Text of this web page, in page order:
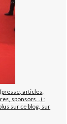
articles,
sponsors...) :
sur ce blog, sur